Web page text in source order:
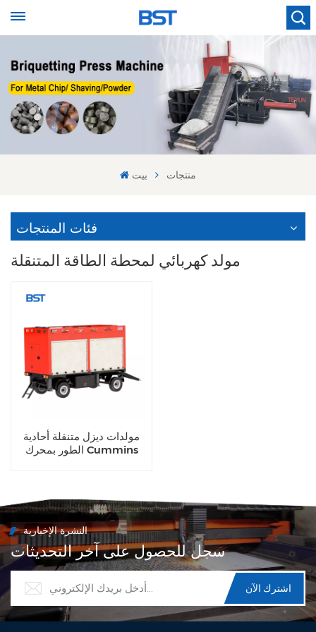
بيت منتجات
فئات المنتجات
مولد كهربائي لمحطة الطاقة المتنقلة
مولدات ديزل متنقلة أحادية
الطور بمحرك Cummins
النشرة الإخبارية
سجل للحصول على آخر التحديثات